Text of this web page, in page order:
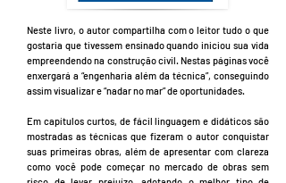
Neste livro, o autor compartilha com o leitor tudo o que
gostaria que tivessem ensinado quando iniciou sua vida
empreendendo na construção civil. Nestas páginas você
enxergará a “engenharia além da técnica”, conseguindo
assim visualizar e “nadar no mar” de oportunidades.
Em capítulos curtos, de fácil linguagem e didáticos são
mostradas as técnicas que fizeram o autor conquistar
suas primeiras obras, além de apresentar com clareza
como você pode começar no mercado de obras sem